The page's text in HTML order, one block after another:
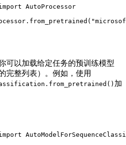
AutoProcessor
可以加载给定任务的预训练模型
完整列表）。例如，使用
加